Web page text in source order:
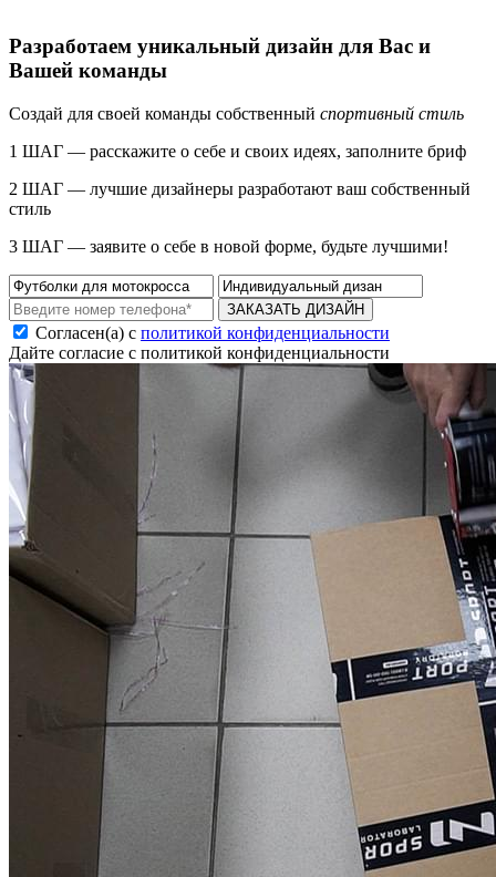
Разработаем уникальный дизайн для Вас и
Вашей команды
Создай для своей команды собственный спортивный стиль
1 ШАГ — расскажите о себе и своих идеях, заполните бриф
2 ШАГ — лучшие дизайнеры разработают ваш собственный
стиль
3 ШАГ — заявите о себе в новой форме, будьте лучшими!
ЗАКАЗАТЬ ДИЗАЙН
Согласен(а) с политикой конфиденциальности
Дайте согласие с политикой конфиденциальности